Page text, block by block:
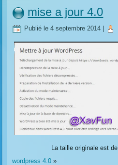
mise a jour 4.0
Publié le 4 septembre 2014
La taille originale est de
wordpress 4.0 »